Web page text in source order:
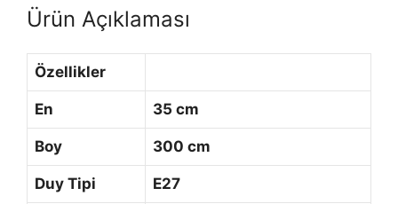
Ürün Açıklaması
Özellikler
En 35 cm
Boy 300 cm
Duy Tipi E27